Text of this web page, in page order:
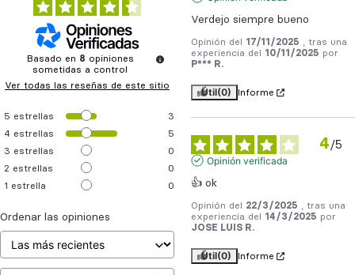
Basado en 8 opiniones
sometidas a control
Ver todas las reseñas de este sitio
5 estrellas
3
4 estrellas
5
3 estrellas
0
2 estrellas
0
1 estrella 0
Ordenar las opiniones
Verdejo siempre bueno
Opinión del 17/11/2025
, tras una
experiencia del
10/11/2025 por
P*** R.
Útil(0) Informe
4/5
Opinión verificada
👍 ok
Opinión del 22/3/2025
, tras una
experiencia del
14/3/2025 por
JOSE LUIS R.
Útil(0) Informe